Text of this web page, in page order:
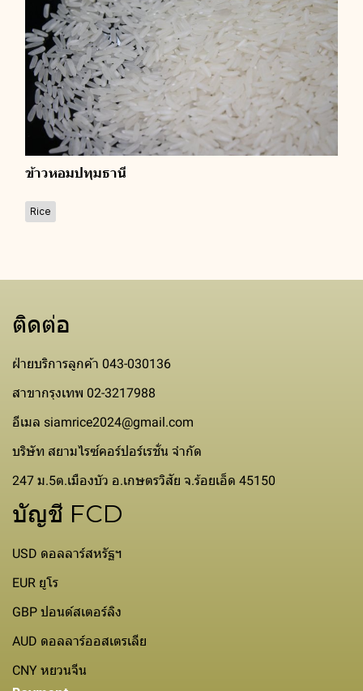
ข้าวหอมปทุมธานี
Rice
ติดต่อ
ฝ่ายบริการลูกค้า 043-030136
สาขากรุงเทพ 02-3217988
อีเมล siamrice2024@gmail.com
บริษัท สยามไรซ์คอร์ปอร์เรชั่น จำกัด
247 ม.5ต.เมืองบัว อ.เกษตรวิสัย จ.ร้อยเอ็ด 45150
บัญชี FCD
USD ดอลลาร์สหรัฐฯ
EUR ยูโร
GBP ปอนด์สเตอร์ลิง
AUD ดอลลาร์ออสเตรเลีย
CNY หยวนจีน